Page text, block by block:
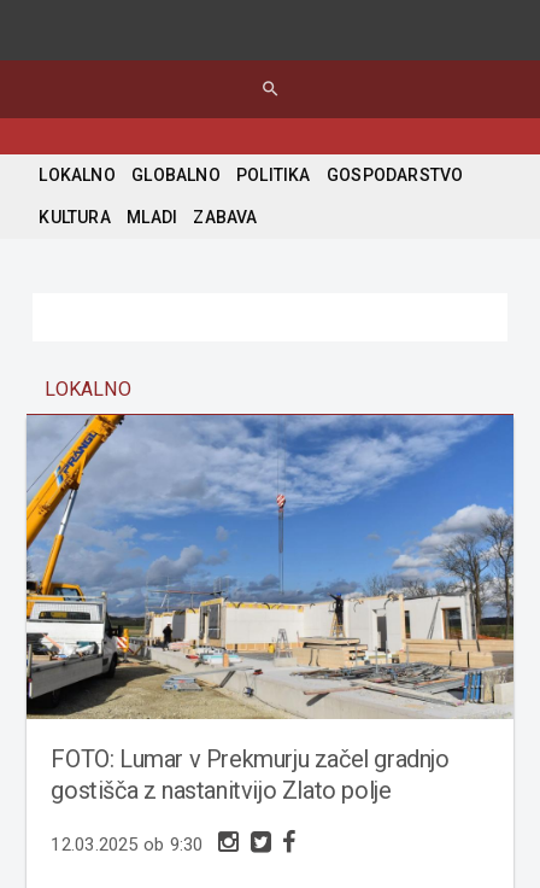
search
LOKALNO GLOBALNO POLITIKA GOSPODARSTVO
KULTURA MLADI ZABAVA
LOKALNO
FOTO: Lumar v Prekmurju začel gradnjo
gostišča z nastanitvijo Zlato polje
12.03.2025 ob 9:30